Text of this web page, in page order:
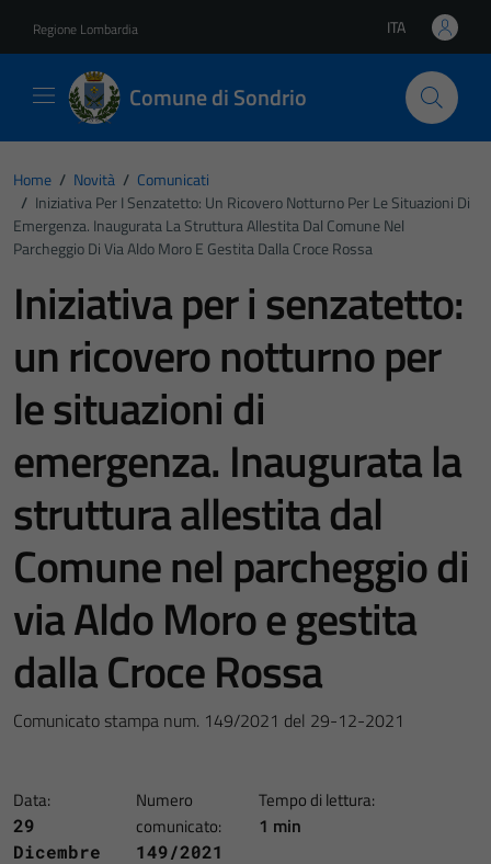
Regione Lombardia Lingua attiva:
ITA
Comune di Sondrio
Home / Novità / Comunicati
/ Iniziativa Per I Senzatetto: Un Ricovero Notturno Per Le Situazioni Di
Emergenza. Inaugurata La Struttura Allestita Dal Comune Nel
Parcheggio Di Via Aldo Moro E Gestita Dalla Croce Rossa
Iniziativa per i senzatetto:
un ricovero notturno per
le situazioni di
emergenza. Inaugurata la
struttura allestita dal
Comune nel parcheggio di
via Aldo Moro e gestita
dalla Croce Rossa
Comunicato stampa num. 149/2021 del 29-12-2021
Data:
29
Dicembre
Numero
comunicato:
149/2021
Tempo di lettura:
1 min